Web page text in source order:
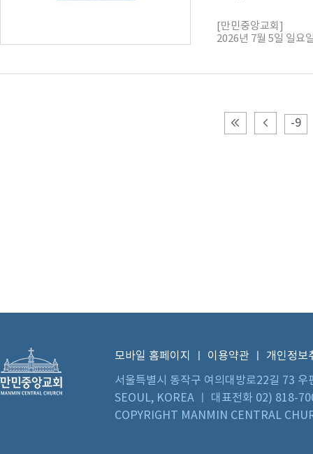
[만민중앙교회]
2026년 7월 5일 일요
-9
모바일 홈페이지 이용약관
개인정보
서울특별시 동작구 여의대방로22길 73
SEOUL, KOREA ㅣ 대표전화 02) 818-
COPYRIGHT MANMIN CENTRAL